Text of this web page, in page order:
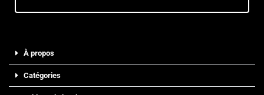
À propos
Catégories